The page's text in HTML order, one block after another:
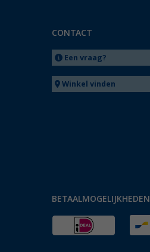
CONTACT
Een vraag?
Winkel vinden
BETAALMOGELIJKHEDEN